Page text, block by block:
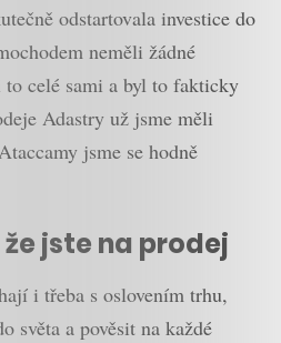
odstartovala investice do
neměli žádné
celé sami a byl to fakticky
Adastry už jsme měli
jsme se hodně
jste na prodej
i třeba s oslovením trhu,
světa a pověsit na každé